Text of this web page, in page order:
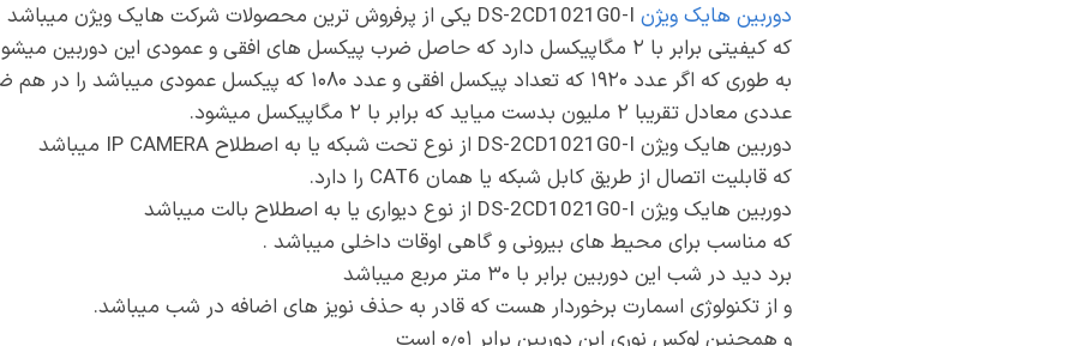
دوربین هایک ویژن
که کیفیتی برابر با ۲ مگاپیکسل دارد که حاصل ضرب پیکسل های افقی و عمودی این دوربین میشود.
به طوری که اگر عدد ۱۹۲۰ که تعداد پیکسل افقی و عدد ۱۰۸۰ که پیکسل عمودی میباشد را در هم ضرب کنیم
عددی معادل تقریبا ۲ ملیون بدست میاید که برابر با ۲ مگاپیکسل میشود.
دوربین هایک ویژن DS-2CD1021G0-I از نوع تحت شبکه یا به اصطلاح IP CAMERA میباشد
که قابلیت اتصال از طریق کابل شبکه یا همان CAT6 را دارد.
دوربین هایک ویژن DS-2CD1021G0-I از نوع دیواری یا به اصطلاح بالت میباشد
که مناسب برای محیط های بیرونی و گاهی اوقات داخلی میباشد .
برد دید در شب این دوربین برابر با ۳۰ متر مربع میباشد
و از تکنولوژی اسمارت برخوردار هست که قادر به حذف نویز های اضافه در شب میباشد.